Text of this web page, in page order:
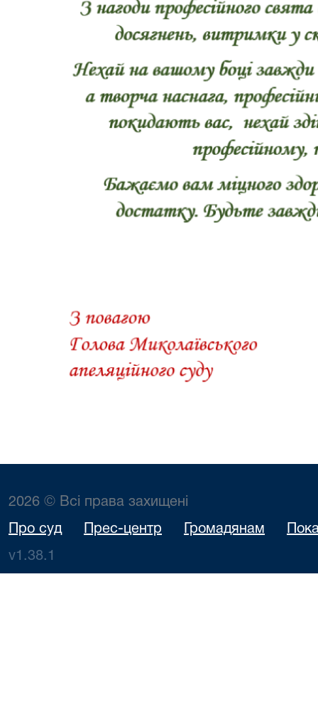
2026 © Всі права захищені
Про суд Прес-центр Громадянам
v1.38.1